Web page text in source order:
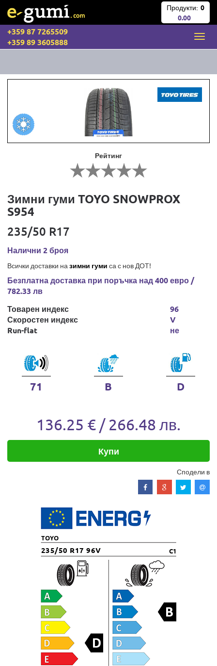
Продукти: 0
0.00
+359 87 7265509
+359 89 3605888
Рейтинг
Зимни гуми TOYO SNOWPROX
S954
235/50 R17
Налични 2 броя
Всички доставки на зимни гуми са с нов ДОТ!
Безплатна доставка при поръчка над 400 евро /
782.33 лв
Товарен индекс
Скоростен индекс
Run-flat
96
V
не
71 B D
136.25 € / 266.48 лв.
Купи
Сподели в
TOYO
235/50 R17 96V C1